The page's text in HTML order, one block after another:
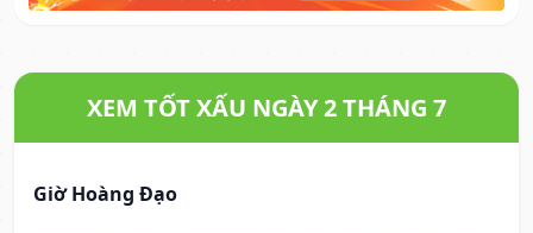
XEM TỐT XẤU NGÀY 2 THÁNG 7
Giờ Hoàng Đạo